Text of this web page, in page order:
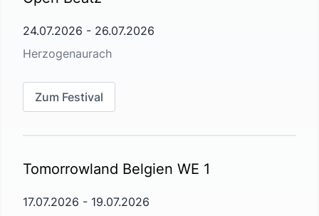
24.07.2026 - 26.07.2026
Herzogenaurach
Zum Festival
Tomorrowland Belgien WE 1
17.07.2026 - 19.07.2026